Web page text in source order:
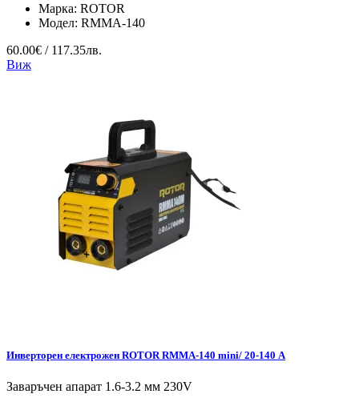
Марка: ROTOR
Модел: RMMA-140
60.00€ / 117.35лв.
Виж
Инверторен електрожен ROTOR RMMA-140 mini/ 20-140 А
Заваръчен апарат 1.6-3.2 мм 230V